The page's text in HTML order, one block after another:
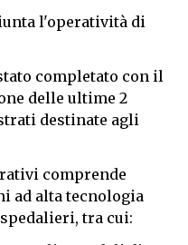
l'operatività di
completato con il
delle ultime 2
destinate agli
comprende
ad alta tecnologia
tra cui: